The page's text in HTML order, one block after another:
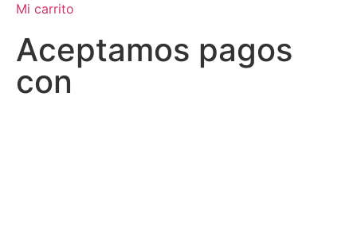
Mi carrito
Aceptamos pagos
con